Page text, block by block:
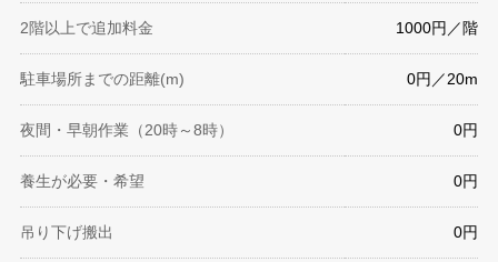
2階以上で追加料金 1000円／階
駐車場所までの距離(m) 0円／20m
夜間・早朝作業（20時～8時） 0円
養生が必要・希望 0円
吊り下げ搬出 0円